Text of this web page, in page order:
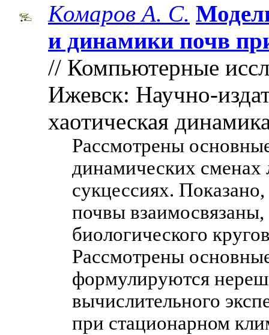
Комаров А. С.
и динамики почв
// Компьютерные
Ижевск: Научно-
хаотическая
Рассмотрены
динамических сменах
сукцессиях.
почвы
биологического
Рассмотрены
формулируются
вычислительного
при стационарном